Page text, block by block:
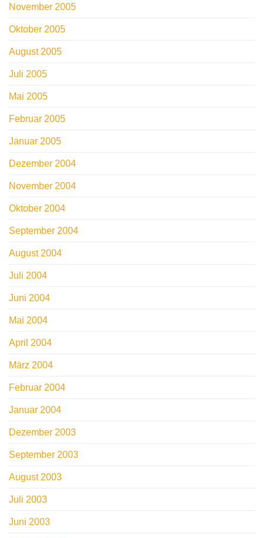
November 2005
Oktober 2005
August 2005
Juli 2005
Mai 2005
Februar 2005
Januar 2005
Dezember 2004
November 2004
Oktober 2004
September 2004
August 2004
Juli 2004
Juni 2004
Mai 2004
April 2004
März 2004
Februar 2004
Januar 2004
Dezember 2003
September 2003
August 2003
Juli 2003
Juni 2003